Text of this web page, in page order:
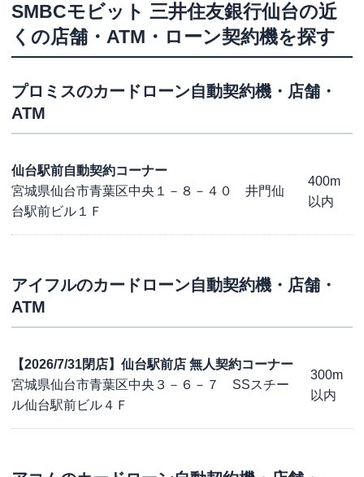
SMBCモビット 三井住友銀行仙台の近
くの店舗・ATM・ローン契約機を探す
プロミスのカードローン自動契約機・店舗・
ATM
仙台駅前自動契約コーナー
宮城県仙台市青葉区中央１－８－４０ 井門仙
台駅前ビル１Ｆ
400m
以内
アイフルのカードローン自動契約機・店舗・
ATM
【2026/7/31閉店】仙台駅前店 無人契約コーナー
宮城県仙台市青葉区中央３－６－７ SSスチー
ル仙台駅前ビル４Ｆ
300m
以内